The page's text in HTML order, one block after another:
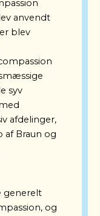
anvendt
blev
syv
afdelinger,
af Braun og
generelt
og